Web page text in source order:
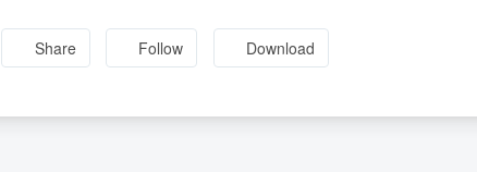
Share Follow Download